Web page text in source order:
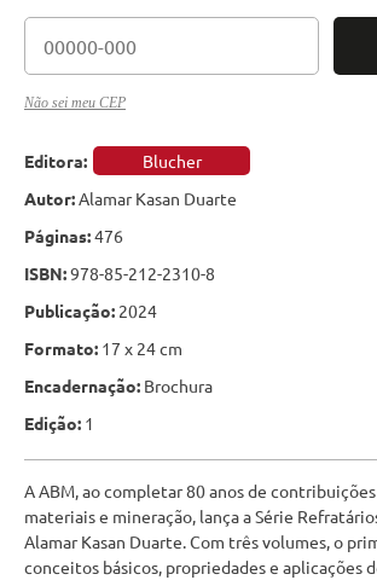
Editora:
Blucher
Autor:Alamar Kasan Duarte
Páginas:476
ISBN:978-85-212-2310-8
Publicação: 2024
Formato: 17 x 24 cm
Encadernação: Brochura
Edição: 1
A ABM, ao completar 80 anos de
materiais e mineração, lança a Série
Alamar Kasan Duarte. Com três volumes, o
conceitos básicos, propriedades e aplicações
Não sei meu CEP